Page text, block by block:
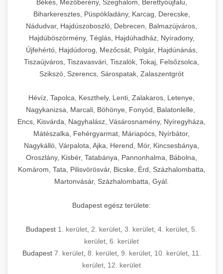
Békés, Mezőberény, Szeghalom, Berettyóújfalu,
Biharkeresztes, Püspökladány, Karcag, Derecske,
Nádudvar, Hajdúszoboszló, Debrecen, Balmazújváros,
Hajdúböszörmény, Téglás, Hajdúhadház, Nyíradony,
Újfehértó, Hajdúdorog, Mezőcsát, Polgár, Hajdúnánás,
Tiszaújváros, Tiszavasvári, Tiszalök, Tokaj, Felsőzsolca,
Szikszó, Szerencs, Sárospatak, Zalaszentgrót
Hévíz, Tapolca, Keszthely, Lenti, Zalakaros, Letenye,
Nagykanizsa, Marcali, Böhönye, Fonyód, Balatonlelle,
Encs, Kisvárda, Nagyhalász, Vásárosnamény, Nyíregyháza,
Mátészalka, Fehérgyarmat, Máriapócs, Nyírbátor,
Nagykálló, Várpalota, Ajka, Herend, Mór, Kincsesbánya,
Oroszlány, Kisbér, Tatabánya, Pannonhalma, Bábolna,
Komárom, Tata, Pilisvörösvár, Bicske, Érd, Százhalombatta,
Martonvásár, Százhalombatta, Gyál.
Budapest egész területe:
Budapest 1. kerület 2. kerület 3. kerület 4. kerület 5.
kerület 6. kerület
Budapest 7. kerület, 8. kerület, 9. kerület, 10. kerület, 11.
kerület 12. kerület